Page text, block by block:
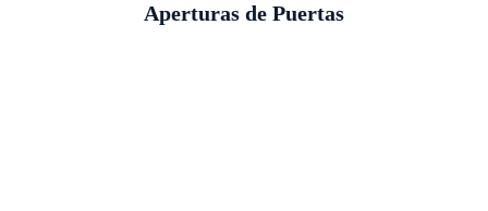
Aperturas de Puertas